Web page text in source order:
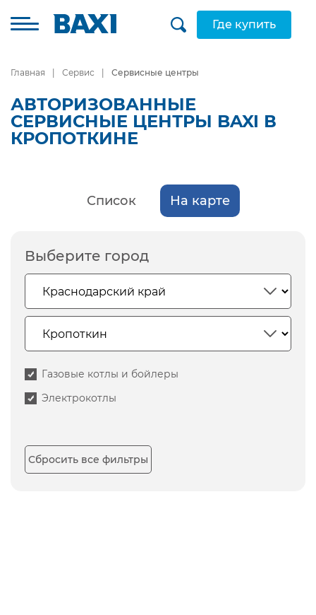
Где купить
Главная Сервис Сервисные центры
АВТОРИЗОВАННЫЕ
СЕРВИСНЫЕ ЦЕНТРЫ BAXI В
КРОПОТКИНЕ
Список На карте
Выберите город
Газовые котлы и бойлеры
Электрокотлы
Сбросить все фильтры